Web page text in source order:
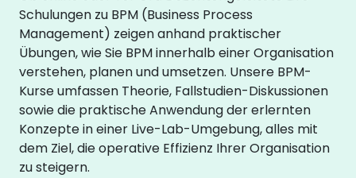
Schulungen zu BPM (Business Process
Management) zeigen anhand praktischer
Übungen, wie Sie BPM innerhalb einer Organisation
verstehen, planen und umsetzen. Unsere BPM-
Kurse umfassen Theorie, Fallstudien-Diskussionen
sowie die praktische Anwendung der erlernten
Konzepte in einer Live-Lab-Umgebung, alles mit
dem Ziel, die operative Effizienz Ihrer Organisation
zu steigern.